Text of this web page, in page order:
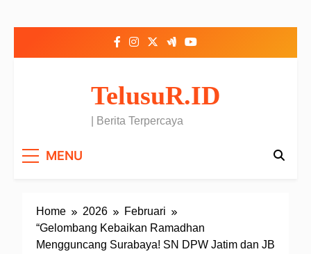
TelusuR.ID
| Berita Terpercaya
MENU
Home 2026
Februari
“Gelombang Kebaikan Ramadhan
Mengguncang Surabaya! SN DPW Jatim dan JB